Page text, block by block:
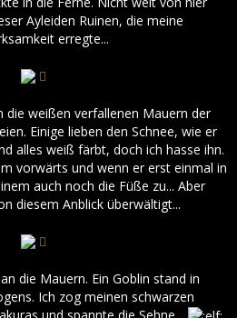
Ayleiden Ruinen, die meine
erregte...
die weißen verfallenen Mauern der
Einige lieben den Schnee, wie er
alles weiß färbt, doch ich hasse ihn.
vorwärts und wenn er erst einmal in
auch noch die Füße zu... Aber
diesem Anblick überwältigt...
die Mauern. Ein Goblin stand in
Ich zog meinen schwarzen